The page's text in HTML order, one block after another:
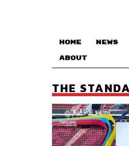
HOME NEWS
ABOUT
THE